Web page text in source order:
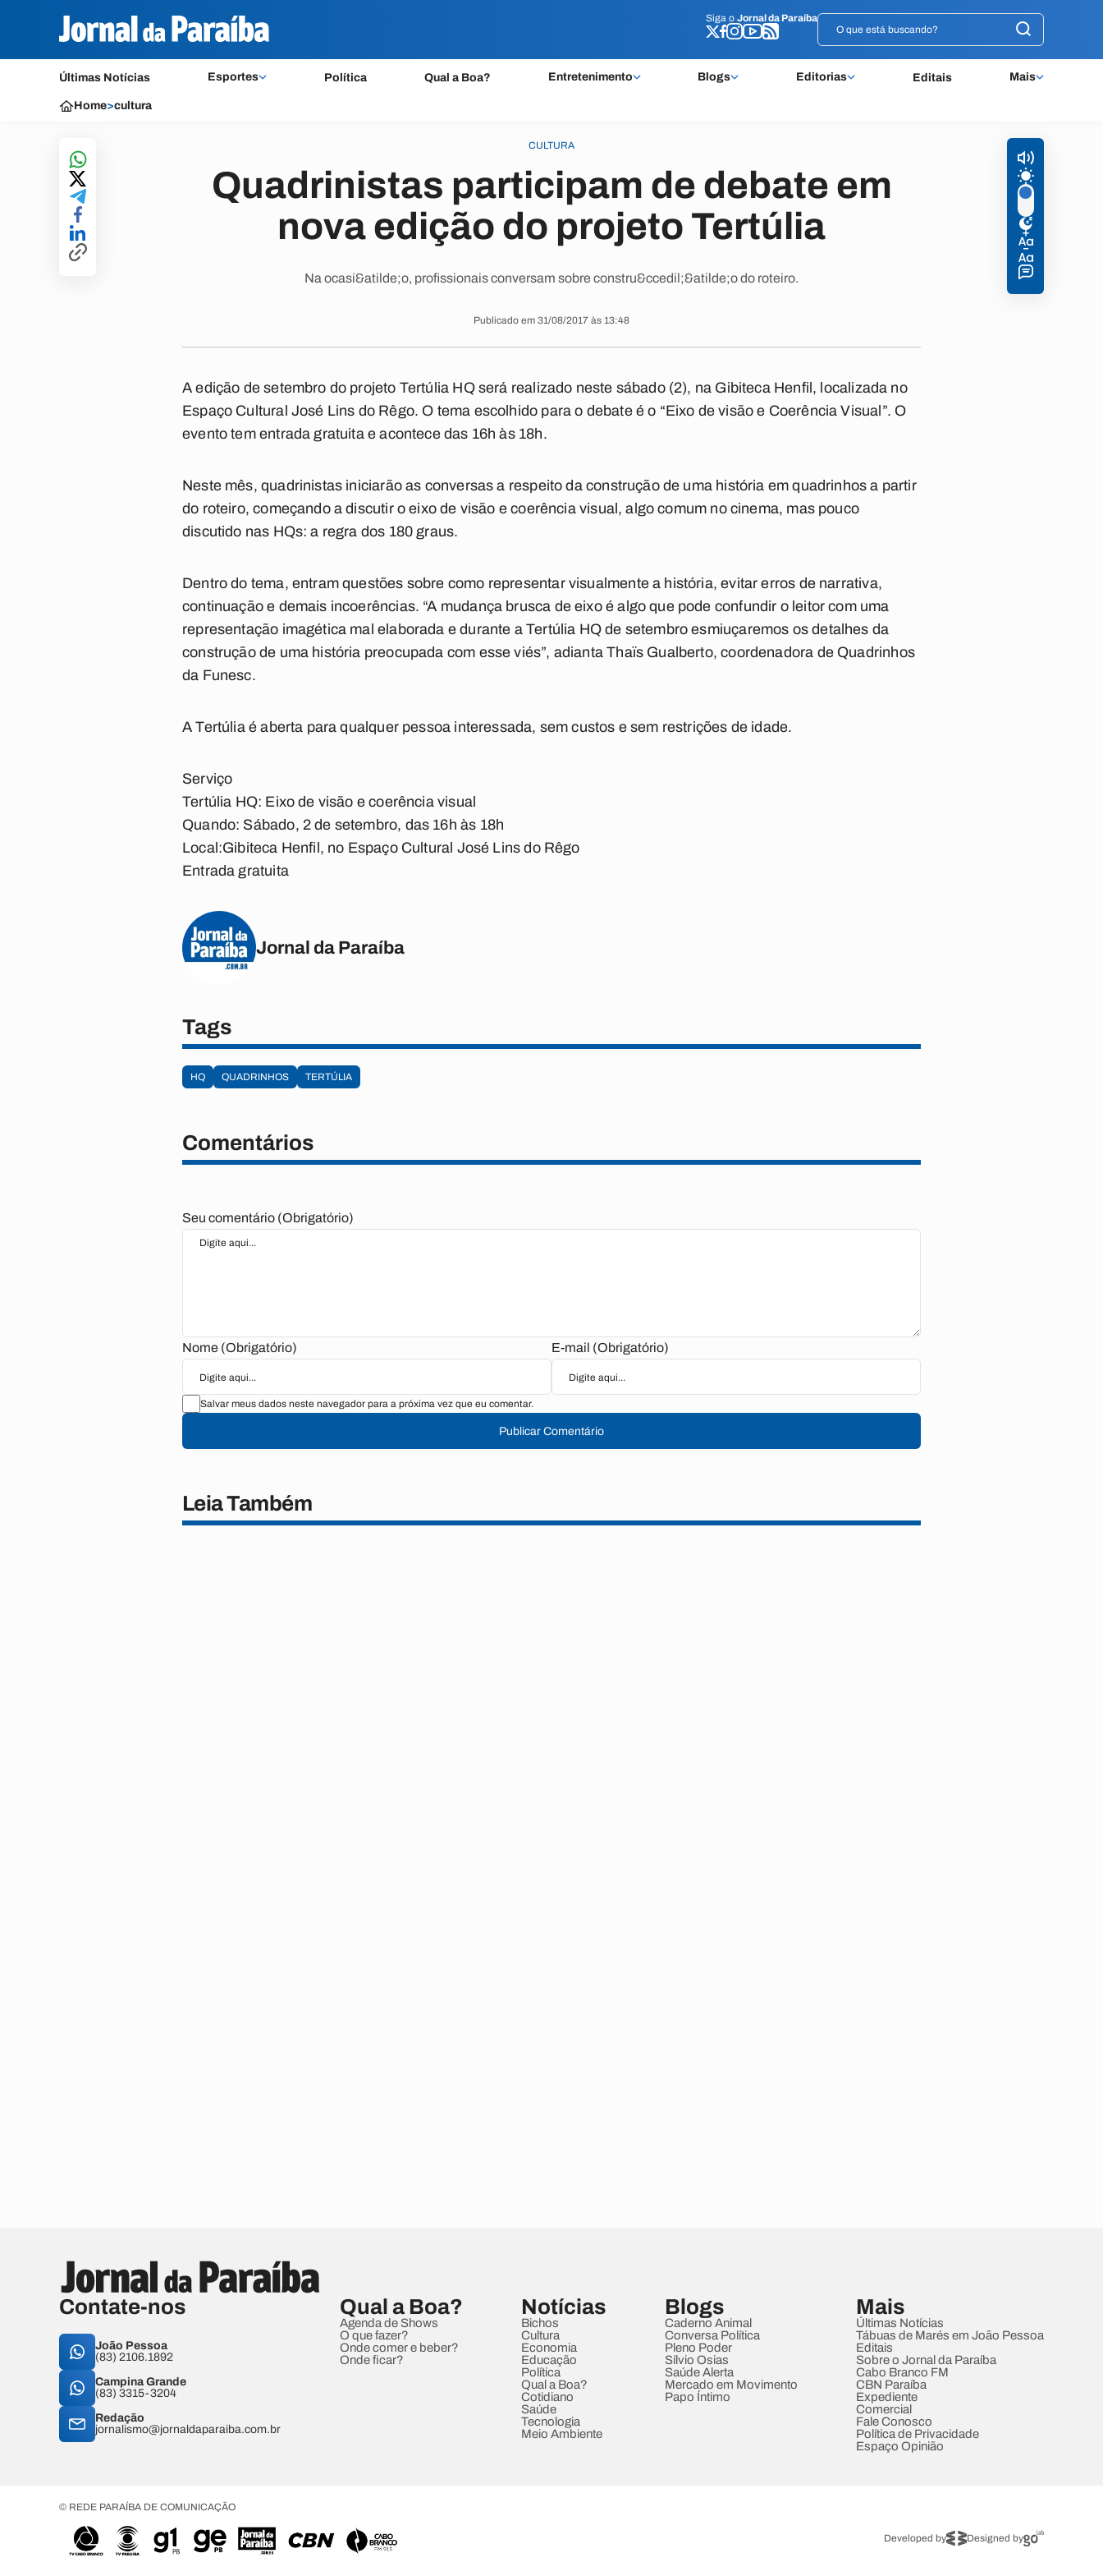
Siga o Jornal da Paraíba
Últimas Notícias Esportes Política Qual a Boa? Entretenimento Blogs Editorias Editais Mais
Siga o Jornal da Paraíba
Home>cultura
CULTURA
Quadrinistas participam de debate em
nova edição do projeto Tertúlia
Na ocasi&atilde;o, profissionais conversam sobre constru&ccedil;&atilde;o do roteiro.
Publicado em 31/08/2017 às 13:48
A edição de setembro do projeto Tertúlia HQ será realizado neste sábado (2), na Gibiteca Henfil, localizada no
Espaço Cultural José Lins do Rêgo. O tema escolhido para o debate é o “Eixo de visão e Coerência Visual”. O
evento tem entrada gratuita e acontece das 16h às 18h.
Neste mês, quadrinistas iniciarão as conversas a respeito da construção de uma história em quadrinhos a partir
do roteiro, começando a discutir o eixo de visão e coerência visual, algo comum no cinema, mas pouco
discutido nas HQs: a regra dos 180 graus.
Dentro do tema, entram questões sobre como representar visualmente a história, evitar erros de narrativa,
continuação e demais incoerências. “A mudança brusca de eixo é algo que pode confundir o leitor com uma
representação imagética mal elaborada e durante a Tertúlia HQ de setembro esmiuçaremos os detalhes da
construção de uma história preocupada com esse viés”, adianta Thaïs Gualberto, coordenadora de Quadrinhos
da Funesc.
A Tertúlia é aberta para qualquer pessoa interessada, sem custos e sem restrições de idade.
Serviço
Tertúlia HQ: Eixo de visão e coerência visual
Quando: Sábado, 2 de setembro, das 16h às 18h
Local:Gibiteca Henfil, no Espaço Cultural José Lins do Rêgo
Entrada gratuita
Jornal da Paraíba
Tags
HQ QUADRINHOS TERTÚLIA
Comentários
Seu comentário (Obrigatório)
Nome (Obrigatório) E-mail (Obrigatório)
Salvar meus dados neste navegador para a próxima vez que eu comentar.
Publicar Comentário
Leia Também
Contate-nos
João Pessoa
(83) 2106.1892
Campina Grande
(83) 3315-3204
Redação
jornalismo@jornaldaparaiba.com.br
Qual a Boa?
Agenda de Shows
O que fazer?
Onde comer e beber?
Onde ficar?
Notícias
Bichos
Cultura
Economia
Educação
Política
Qual a Boa?
Cotidiano
Saúde
Tecnologia
Meio Ambiente
Blogs
Caderno Animal
Conversa Política
Pleno Poder
Sílvio Osias
Saúde Alerta
Mercado em Movimento
Papo Íntimo
Mais
Últimas Notícias
Tábuas de Marés em João Pessoa
Editais
Sobre o Jornal da Paraíba
Cabo Branco FM
CBN Paraíba
Expediente
Comercial
Fale Conosco
Política de Privacidade
Espaço Opinião
© REDE PARAÍBA DE COMUNICAÇÃO
Developed by Designed by